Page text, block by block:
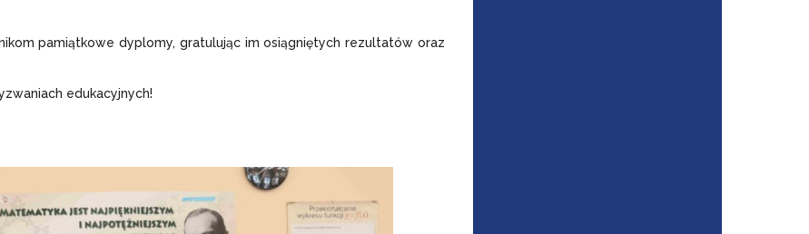
pamiątkowe dyplomy, gratulując im osiągniętych rezultatów oraz
edukacyjnych!